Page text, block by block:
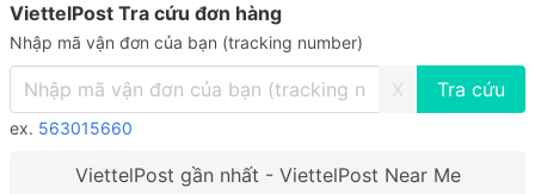
ViettelPost Tra cứu đơn hàng
Nhập mã vận đơn của bạn (tracking number)
X
ex. 563015660
ViettelPost gần nhất - ViettelPost Near Me